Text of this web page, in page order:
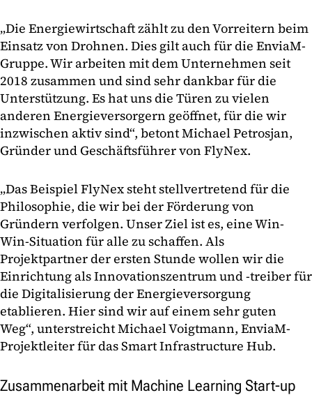
„Die Energiewirtschaft zählt zu den Vorreitern beim
Einsatz von Drohnen. Dies gilt auch für die EnviaM-
Gruppe. Wir arbeiten mit dem Unternehmen seit
2018 zusammen und sind sehr dankbar für die
Unterstützung. Es hat uns die Türen zu vielen
anderen Energieversorgern geöffnet, für die wir
inzwischen aktiv sind“, betont Michael Petrosjan,
Gründer und Geschäftsführer von FlyNex.
„Das Beispiel FlyNex steht stellvertretend für die
Philosophie, die wir bei der Förderung von
Gründern verfolgen. Unser Ziel ist es, eine Win-
Win-Situation für alle zu schaffen. Als
Projektpartner der ersten Stunde wollen wir die
Einrichtung als Innovationszentrum und -treiber für
die Digitalisierung der Energieversorgung
etablieren. Hier sind wir auf einem sehr guten
Weg“, unterstreicht Michael Voigtmann, EnviaM-
Projektleiter für das Smart Infrastructure Hub.
Zusammenarbeit mit Machine Learning Start-up